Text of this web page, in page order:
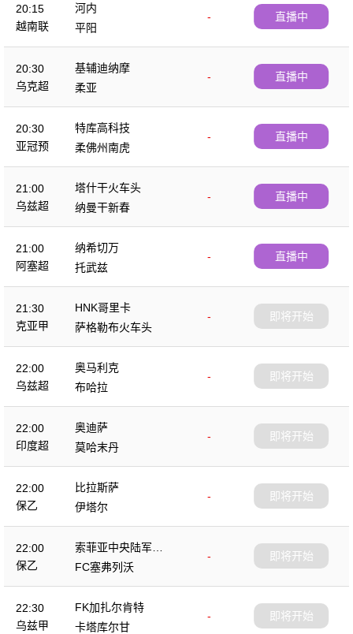
20:15
越南联
河内
-
平阳
直播中
20:30
乌克超
基辅迪纳摩
-
柔亚
直播中
20:30
亚冠预
特库高科技
-
柔佛州南虎
直播中
21:00
乌兹超
塔什干火车头
-
纳曼干新春
直播中
21:00
阿塞超
纳希切万
-
托武兹
直播中
21:30
克亚甲
HNK哥里卡
-
萨格勒布火车头
即将开始
22:00
乌兹超
奥马利克
-
布哈拉
即将开始
22:00
印度超
奥迪萨
-
莫哈末丹
即将开始
22:00
保乙
比拉斯萨
-
伊塔尔
即将开始
22:00
保乙
索菲亚中央陆军B
队
-
FC塞弗列沃
即将开始
22:30
乌兹甲
FK加扎尔肯特
-
卡塔库尔甘
即将开始